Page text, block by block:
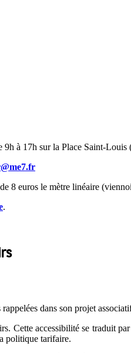
9h à 17h sur la Place Saint-Louis
8 euros le mètre linéaire
.
dans son projet
Cette accessibilité se traduit
politique tarifaire.